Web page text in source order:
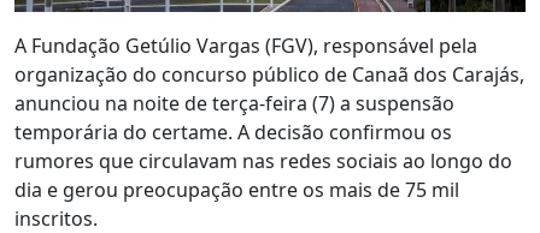
A Fundação Getúlio Vargas (FGV), responsável pela
organização do concurso público de Canaã dos Carajás,
anunciou na noite de terça-feira (7) a suspensão
temporária do certame. A decisão confirmou os
rumores que circulavam nas redes sociais ao longo do
dia e gerou preocupação entre os mais de 75 mil
inscritos.